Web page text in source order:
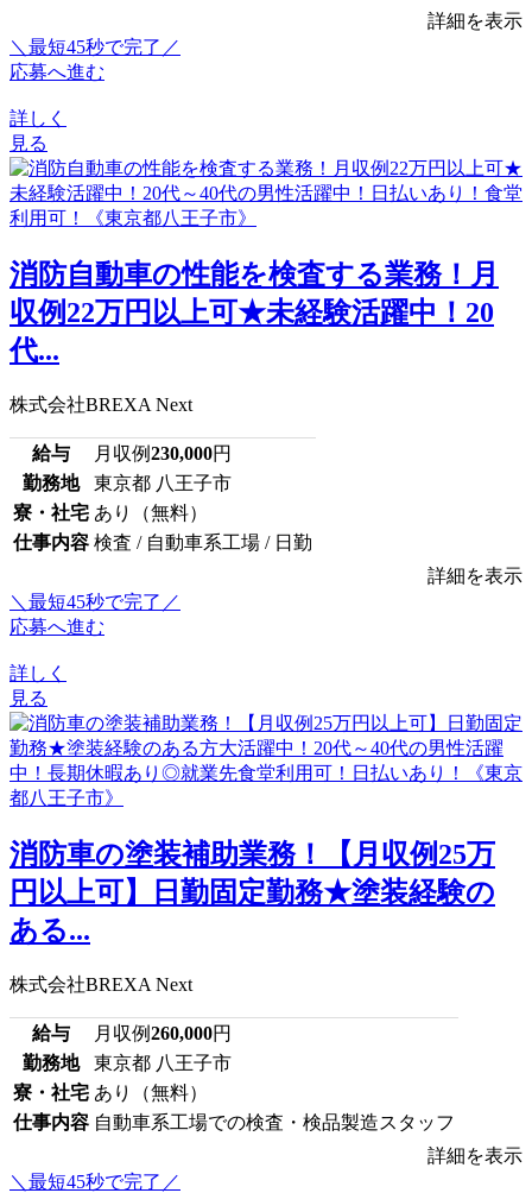
詳細を表示
＼最短45秒で完了／
応募へ進む
詳しく
見る
消防自動車の性能を検査する業務！月
収例22万円以上可★未経験活躍中！20
代...
株式会社BREXA Next
給与 月収例230,000円
勤務地
東京都 八王子市
寮・社宅 あり（無料）
仕事内容 検査 / 自動車系工場 / 日勤
詳細を表示
＼最短45秒で完了／
応募へ進む
詳しく
見る
消防車の塗装補助業務！【月収例25万
円以上可】日勤固定勤務★塗装経験の
ある...
株式会社BREXA Next
給与 月収例260,000円
勤務地
東京都 八王子市
寮・社宅 あり（無料）
仕事内容 自動車系工場での検査・検品製造スタッフ
詳細を表示
＼最短45秒で完了／